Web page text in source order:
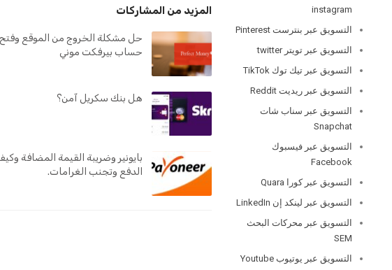
المزيد من المشاركات
حل مشكلة الخروج من الموقع وفتح
حساب بيرفكت موني
هل بنك سكريل آمن؟
بايونير وضريبة القيمة المضافة
الدفع وتجنب الغرامات.
instagram
التسويق عبر بنترست Pinterest
التسويق عبر تويتر twitter
التسويق عبر تيك توك TikTok
التسويق عبر ريديت Reddit
التسويق عبر سناب شات
Snapchat
التسويق عبر فيسبوك
Facebook
التسويق عبر كورا Quara
التسويق عبر لينكد إن LinkedIn
التسويق عبر محركات البحث
SEM
التسويق عبر يوتيوب Youtube